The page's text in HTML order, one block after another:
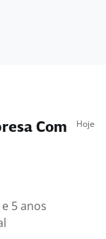
Com
Hoje
5 anos